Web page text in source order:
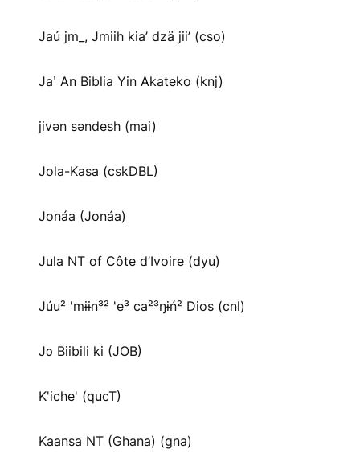
Jaú jm_, Jmiih kia’ dzä jii’ (cso)
Jaꞌ An Biblia Yin Akateko (knj)
jivən səndesh (mai)
Jola-Kasa (cskDBL)
Jonáa (Jonáa)
Jula NT of Côte d’Ivoire (dyu)
Júu² 'mɨɨn³² 'e³ ca²³ŋɨń² Dios (cnl)
Jɔ Biibili ki (JOB)
K'iche' (qucT)
Kaansa NT (Ghana) (gna)